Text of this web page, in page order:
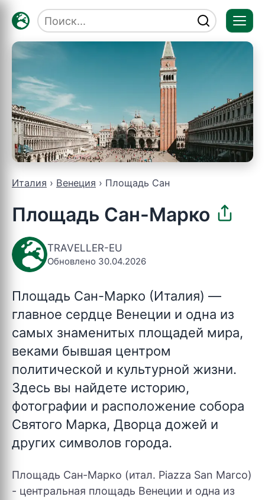
Италия Венеция Площадь Сан
Площадь Сан-Марко
TRAVELLER-EU
Обновлено 30.04.2026
Площадь Сан-Марко (Италия) —
главное сердце Венеции и одна из
самых знаменитых площадей мира,
веками бывшая центром
политической и культурной жизни.
Здесь вы найдете историю,
фотографии и расположение собора
Святого Марка, Дворца дожей и
других символов города.
Площадь Сан-Марко (итал. Piazza San Marco)
- центральная площадь Венеции и одна из